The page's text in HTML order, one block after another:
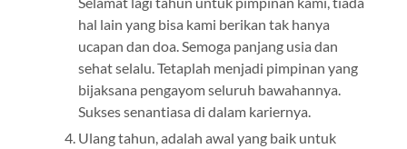
hal lain yang bisa kami berikan tak hanya
ucapan dan doa. Semoga panjang usia dan
sehat selalu. Tetaplah menjadi pimpinan yang
bijaksana pengayom seluruh bawahannya.
Sukses senantiasa di dalam kariernya.
Ulang tahun, adalah awal yang baik untuk